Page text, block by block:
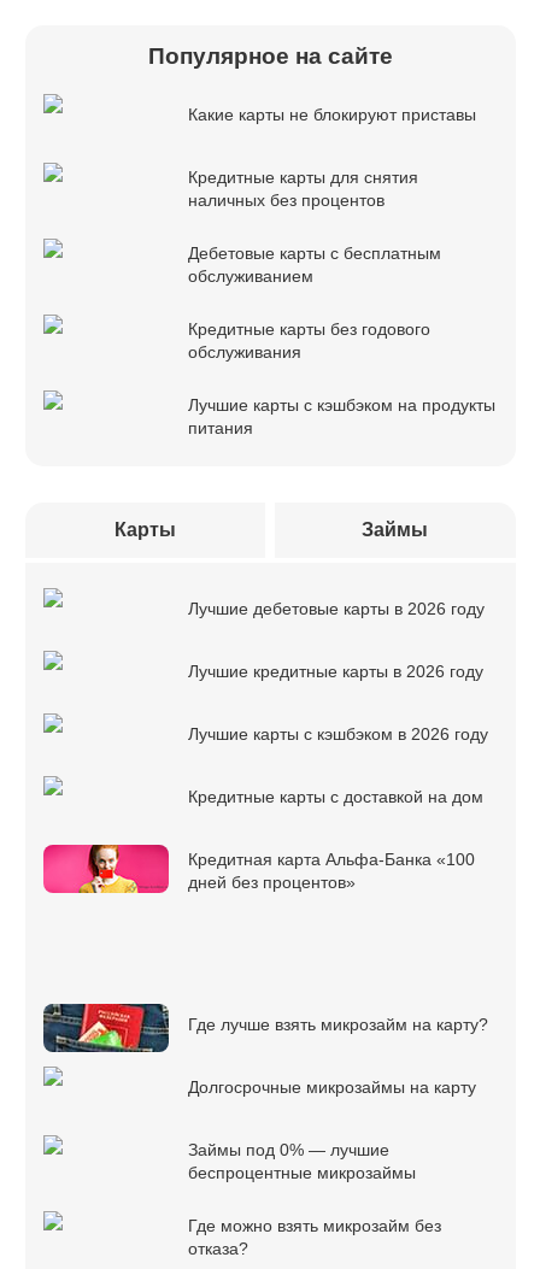
Популярное на сайте
Какие карты не блокируют приставы
Кредитные карты для снятия
наличных без процентов
Дебетовые карты с бесплатным
обслуживанием
Кредитные карты без годового
обслуживания
Лучшие карты с кэшбэком на продукты
питания
Карты Займы
Лучшие дебетовые карты в 2026 году
Лучшие кредитные карты в 2026 году
Лучшие карты с кэшбэком в 2026 году
Кредитные карты с доставкой на дом
Кредитная карта Альфа-Банка «100
дней без процентов»
Где лучше взять микрозайм на карту?
Долгосрочные микрозаймы на карту
Займы под 0% — лучшие
беспроцентные микрозаймы
Где можно взять микрозайм без
отказа?